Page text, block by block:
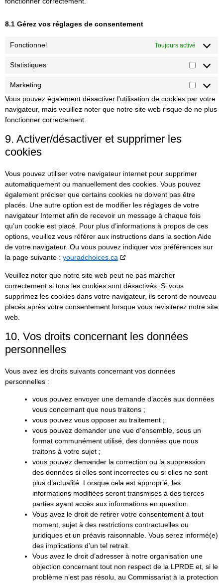
8.1 Gérez vos réglages de consentement
Fonctionnel Toujours activé
Statistiques
Marketing
Vous pouvez également désactiver l’utilisation de cookies par votre
navigateur, mais veuillez noter que notre site web risque de ne plus
fonctionner correctement.
9. Activer/désactiver et supprimer les
cookies
Vous pouvez utiliser votre navigateur internet pour supprimer
automatiquement ou manuellement des cookies. Vous pouvez
également préciser que certains cookies ne doivent pas être
placés. Une autre option est de modifier les réglages de votre
navigateur Internet afin de recevoir un message à chaque fois
qu’un cookie est placé. Pour plus d’informations à propos de ces
options, veuillez vous référer aux instructions dans la section Aide
de votre navigateur. Ou vous pouvez indiquer vos préférences sur
la page suivante : youradchoices.ca
Veuillez noter que notre site web peut ne pas marcher
correctement si tous les cookies sont désactivés. Si vous
supprimez les cookies dans votre navigateur, ils seront de nouveau
placés après votre consentement lorsque vous revisiterez notre site
web.
10. Vos droits concernant les données
personnelles
Vous avez les droits suivants concernant vos données
personnelles :
vous pouvez envoyer une demande d’accès aux données
vous concernant que nous traitons ;
vous pouvez vous opposer au traitement ;
vous pouvez demander une vue d’ensemble, sous un
format communément utilisé, des données que nous
traitons à votre sujet ;
vous pouvez demander la correction ou la suppression
des données si elles sont incorrectes ou si elles ne sont
plus d’actualité. Lorsque cela est approprié, les
informations modifiées seront transmises à des tierces
parties ayant accès aux informations en question.
Vous avez le droit de retirer votre consentement à tout
moment, sujet à des restrictions contractuelles ou
juridiques et un préavis raisonnable. Vous serez informé(e)
des implications d’un tel retrait.
Vous avez le droit d’adresser à notre organisation une
objection concernant tout non respect de la LPRDE et, si le
problème n’est pas résolu, au Commissariat à la protection